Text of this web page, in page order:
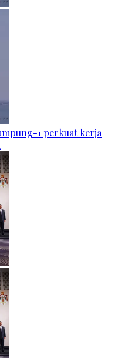
1 perkuat kerja